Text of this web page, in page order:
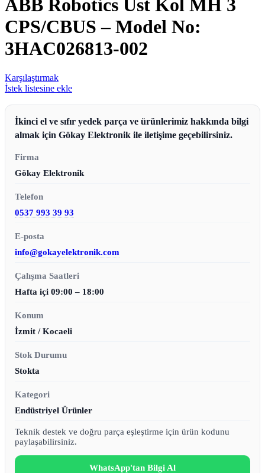
ABB Robotics Üst Kol MH 3
CPS/CBUS – Model No:
3HAC026813-002
Karşılaştırmak
İstek listesine ekle
İkinci el ve sıfır yedek parça ve ürünlerimiz hakkında bilgi
almak için Gökay Elektronik ile iletişime geçebilirsiniz.
Firma
Gökay Elektronik
Telefon
0537 993 39 93
E-posta
info@gokayelektronik.com
Çalışma Saatleri
Hafta içi 09:00 – 18:00
Konum
İzmit / Kocaeli
Stok Durumu
Stokta
Kategori
Endüstriyel Ürünler
Teknik destek ve doğru parça eşleştirme için ürün kodunu
paylaşabilirsiniz.
WhatsApp'tan Bilgi Al